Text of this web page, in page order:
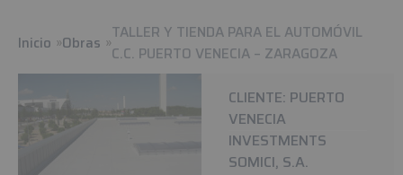
Inicio Obras TALLER Y TIENDA PARA EL AUTOMÓVIL
C.C. PUERTO VENECIA – ZARAGOZA
CLIENTE: PUERTO
VENECIA
INVESTMENTS
SOMICI, S.A.